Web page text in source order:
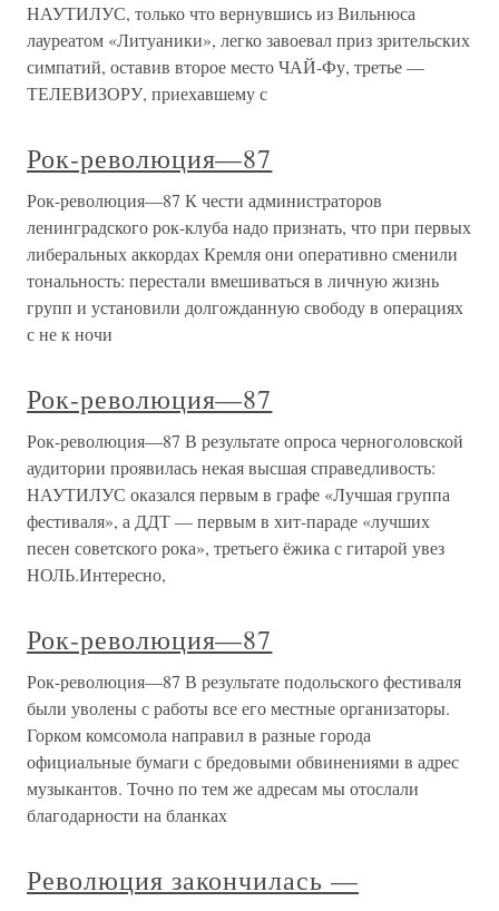
НАУТИЛУС, только что вернувшись из Вильнюса
лауреатом «Литуаники», легко завоевал приз зрительских
симпатий, оставив второе место ЧАЙ-Фу, третье —
ТЕЛЕВИЗОРУ, приехавшему с
Рок-революция—87
Рок-революция—87 К чести администраторов
ленинградского рок-клуба надо признать, что при первых
либеральных аккордах Кремля они оперативно сменили
тональность: перестали вмешиваться в личную жизнь
групп и установили долгожданную свободу в операциях
с не к ночи
Рок-революция—87
Рок-революция—87 В результате опроса черноголовской
аудитории проявилась некая высшая справедливость:
НАУТИЛУС оказался первым в графе «Лучшая группа
фестиваля», а ДДТ — первым в хит-параде «лучших
песен советского рока», третьего ёжика с гитарой увез
НОЛЬ.Интересно,
Рок-революция—87
Рок-революция—87 В результате подольского фестиваля
были уволены с работы все его местные организаторы.
Горком комсомола направил в разные города
официальные бумаги с бредовыми обвинениями в адрес
музыкантов. Точно по тем же адресам мы отослали
благодарности на бланках
Революция закончилась —